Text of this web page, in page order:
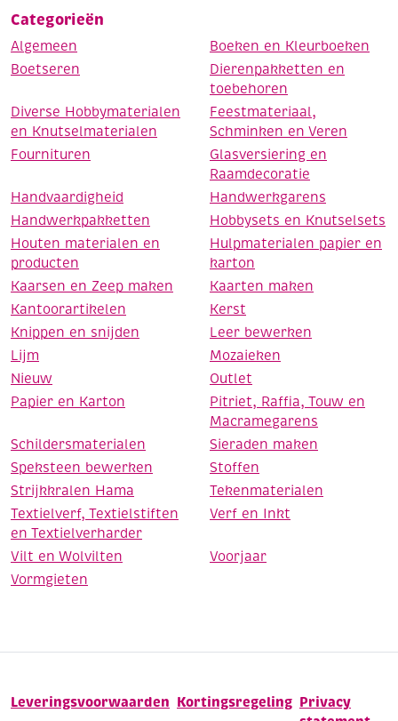
Categorieën
Algemeen
Boeken en Kleurboeken
Boetseren
Dierenpakketten en
toebehoren
Diverse Hobbymaterialen
en Knutselmaterialen
Feestmateriaal,
Schminken en Veren
Fournituren
Glasversiering en
Raamdecoratie
Handvaardigheid
Handwerkgarens
Handwerkpakketten
Hobbysets en Knutselsets
Houten materialen en
producten
Hulpmaterialen papier en
karton
Kaarsen en Zeep maken
Kaarten maken
Kantoorartikelen
Kerst
Knippen en snijden
Leer bewerken
Lijm
Mozaieken
Nieuw
Outlet
Papier en Karton
Pitriet, Raffia, Touw en
Macramegarens
Schildersmaterialen
Sieraden maken
Speksteen bewerken
Stoffen
Strijkkralen Hama
Tekenmaterialen
Textielverf, Textielstiften
en Textielverharder
Verf en Inkt
Vilt en Wolvilten
Voorjaar
Vormgieten
Leveringsvoorwaarden Kortingsregeling Privacy